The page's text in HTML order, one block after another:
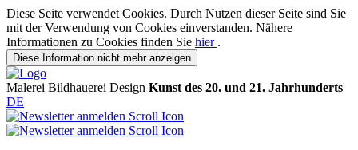
Diese Seite verwendet Cookies. Durch Nutzen dieser Seite sind Sie
mit der Verwendung von Cookies einverstanden. Nähere
Informationen zu Cookies finden Sie hier .
Diese Information nicht mehr anzeigen
Malerei Bildhauerei Design Kunst des 20. und 21. Jahrhunderts
DE